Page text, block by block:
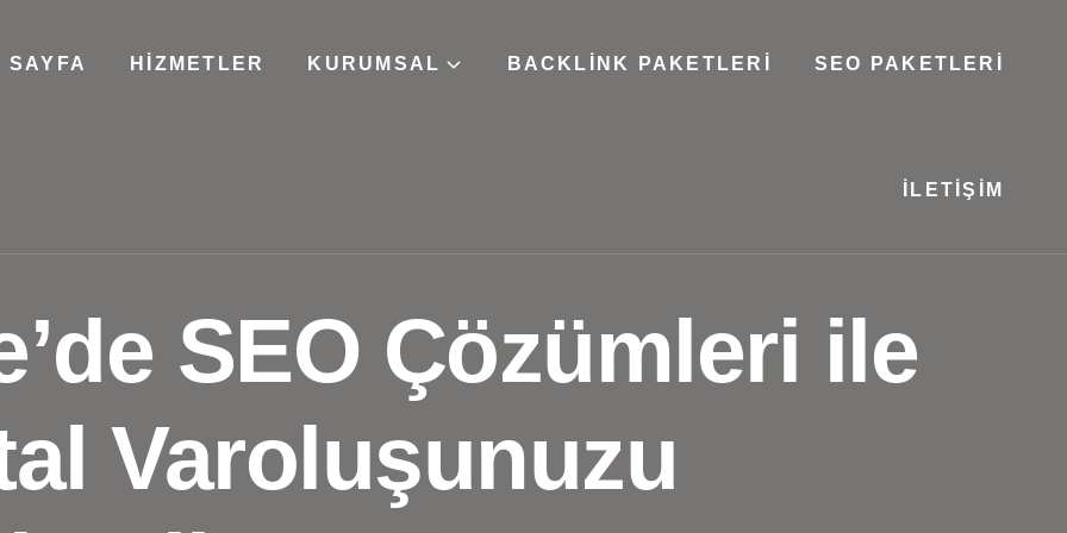
SAYFA HIZMETLER KURUMSAL BACKLINK PAKETLERI SEO PAKETLERI
İLETIŞIM
SEO Çözümleri ile
Varoluşunuzu